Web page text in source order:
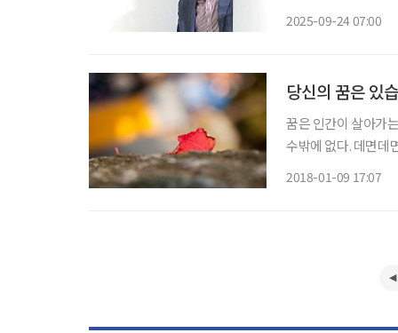
2025-09-24 07:00
당신의 꿈은 있
꿈은 인간이 살아가
수밖에 없다. 데면데
2018-01-09 17:07